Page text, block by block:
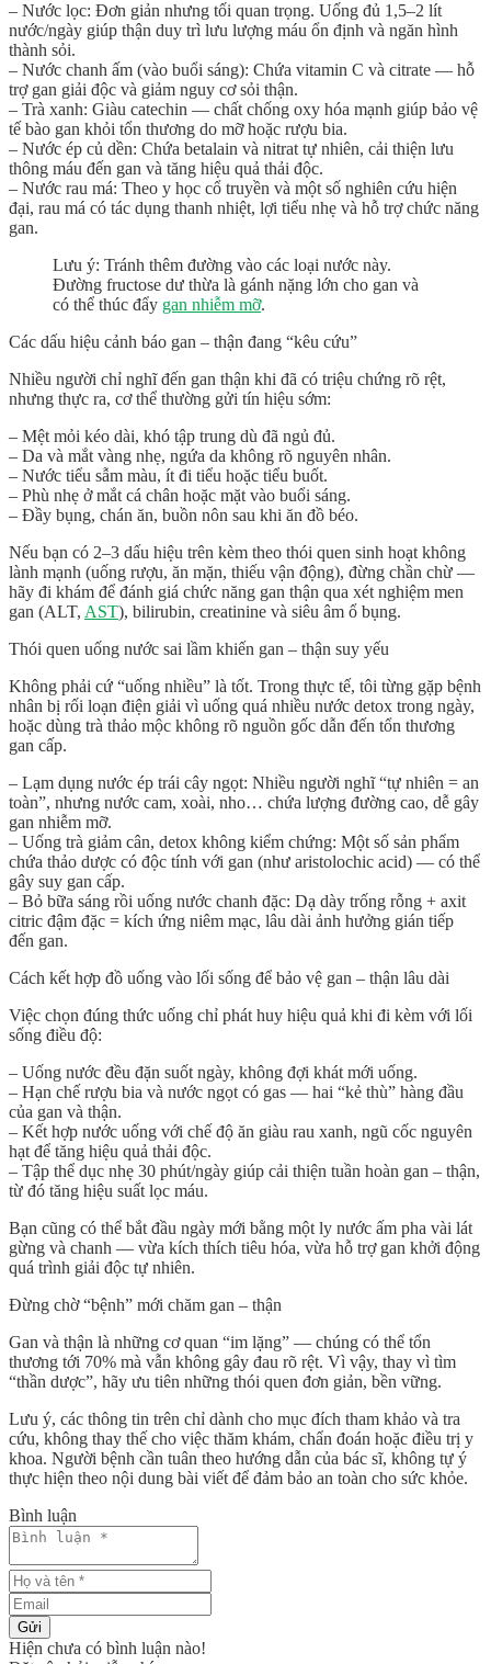
– Nước lọc: Đơn giản nhưng tối quan trọng. Uống đủ 1,5–2 lít
nước/ngày giúp thận duy trì lưu lượng máu ổn định và ngăn hình
thành sỏi.
– Nước chanh ấm (vào buổi sáng): Chứa vitamin C và citrate — hỗ
trợ gan giải độc và giảm nguy cơ sỏi thận.
– Trà xanh: Giàu catechin — chất chống oxy hóa mạnh giúp bảo vệ
tế bào gan khỏi tổn thương do mỡ hoặc rượu bia.
– Nước ép củ dền: Chứa betalain và nitrat tự nhiên, cải thiện lưu
thông máu đến gan và tăng hiệu quả thải độc.
– Nước rau má: Theo y học cổ truyền và một số nghiên cứu hiện
đại, rau má có tác dụng thanh nhiệt, lợi tiểu nhẹ và hỗ trợ chức năng
gan.
Lưu ý: Tránh thêm đường vào các loại nước này.
Đường fructose dư thừa là gánh nặng lớn cho gan và
có thể thúc đẩy gan nhiễm mỡ.
Các dấu hiệu cảnh báo gan – thận đang “kêu cứu”
Nhiều người chỉ nghĩ đến gan thận khi đã có triệu chứng rõ rệt,
nhưng thực ra, cơ thể thường gửi tín hiệu sớm:
– Mệt mỏi kéo dài, khó tập trung dù đã ngủ đủ.
– Da và mắt vàng nhẹ, ngứa da không rõ nguyên nhân.
– Nước tiểu sẫm màu, ít đi tiểu hoặc tiểu buốt.
– Phù nhẹ ở mắt cá chân hoặc mặt vào buổi sáng.
– Đầy bụng, chán ăn, buồn nôn sau khi ăn đồ béo.
Nếu bạn có 2–3 dấu hiệu trên kèm theo thói quen sinh hoạt không
lành mạnh (uống rượu, ăn mặn, thiếu vận động), đừng chần chừ —
hãy đi khám để đánh giá chức năng gan thận qua xét nghiệm men
gan (ALT, AST), bilirubin, creatinine và siêu âm ổ bụng.
Thói quen uống nước sai lầm khiến gan – thận suy yếu
Không phải cứ “uống nhiều” là tốt. Trong thực tế, tôi từng gặp bệnh
nhân bị rối loạn điện giải vì uống quá nhiều nước detox trong ngày,
hoặc dùng trà thảo mộc không rõ nguồn gốc dẫn đến tổn thương
gan cấp.
– Lạm dụng nước ép trái cây ngọt: Nhiều người nghĩ “tự nhiên = an
toàn”, nhưng nước cam, xoài, nho… chứa lượng đường cao, dễ gây
gan nhiễm mỡ.
– Uống trà giảm cân, detox không kiểm chứng: Một số sản phẩm
chứa thảo dược có độc tính với gan (như aristolochic acid) — có thể
gây suy gan cấp.
– Bỏ bữa sáng rồi uống nước chanh đặc: Dạ dày trống rỗng + axit
citric đậm đặc = kích ứng niêm mạc, lâu dài ảnh hưởng gián tiếp
đến gan.
Cách kết hợp đồ uống vào lối sống để bảo vệ gan – thận lâu dài
Việc chọn đúng thức uống chỉ phát huy hiệu quả khi đi kèm với lối
sống điều độ:
– Uống nước đều đặn suốt ngày, không đợi khát mới uống.
– Hạn chế rượu bia và nước ngọt có gas — hai “kẻ thù” hàng đầu
của gan và thận.
– Kết hợp nước uống với chế độ ăn giàu rau xanh, ngũ cốc nguyên
hạt để tăng hiệu quả thải độc.
– Tập thể dục nhẹ 30 phút/ngày giúp cải thiện tuần hoàn gan – thận,
từ đó tăng hiệu suất lọc máu.
Bạn cũng có thể bắt đầu ngày mới bằng một ly nước ấm pha vài lát
gừng và chanh — vừa kích thích tiêu hóa, vừa hỗ trợ gan khởi động
quá trình giải độc tự nhiên.
Đừng chờ “bệnh” mới chăm gan – thận
Gan và thận là những cơ quan “im lặng” — chúng có thể tổn
thương tới 70% mà vẫn không gây đau rõ rệt. Vì vậy, thay vì tìm
“thần dược”, hãy ưu tiên những thói quen đơn giản, bền vững.
Lưu ý, các thông tin trên chỉ dành cho mục đích tham khảo và tra
cứu, không thay thế cho việc thăm khám, chẩn đoán hoặc điều trị y
khoa. Người bệnh cần tuân theo hướng dẫn của bác sĩ, không tự ý
thực hiện theo nội dung bài viết để đảm bảo an toàn cho sức khỏe.
Bình luận
Gửi
Hiện chưa có bình luận nào!